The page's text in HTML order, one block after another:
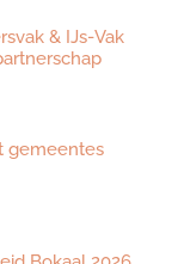
& IJs-Vak
gemeentes